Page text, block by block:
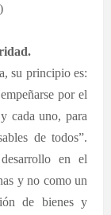
su principio es:
por el
cada uno, para
de todos”.
en el
y no como un
de bienes y